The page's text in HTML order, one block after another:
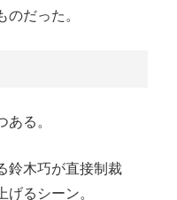
だった。
る。
鈴木巧が直接制裁
るシーン。